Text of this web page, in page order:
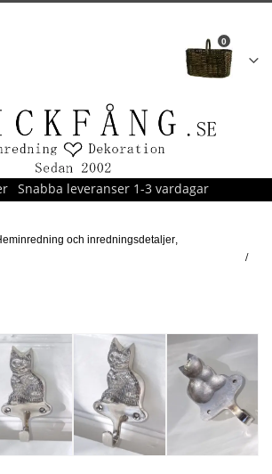
0
Snabba leveranser 1-3 vardagar
och inredningsdetaljer